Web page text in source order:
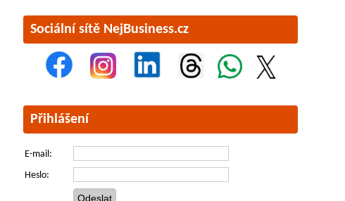
Sociální sítě NejBusiness.cz
Přihlášení
E-mail:
Heslo: